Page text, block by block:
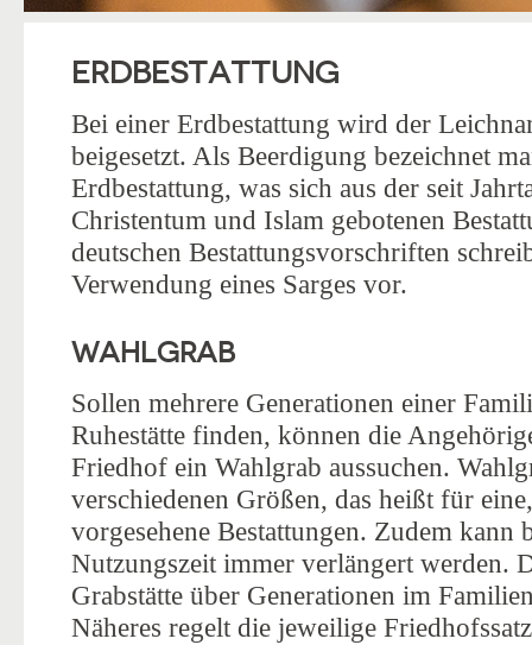
ERDBESTATTUNG
Bei einer Erdbestattung wird der
beigesetzt. Als Beerdigung bezeichnet
Erdbestattung, was sich aus der seit
Christentum und Islam gebotenen
deutschen Bestattungsvorschriften
Verwendung eines Sarges vor.
WAHLGRAB
Sollen mehrere Generationen einer
Ruhestätte finden, können die
Friedhof ein Wahlgrab aussuchen.
verschiedenen Größen, das heißt für
vorgesehene Bestattungen. Zudem kann
Nutzungszeit immer verlängert werden.
Grabstätte über Generationen im
Näheres regelt die jeweilige